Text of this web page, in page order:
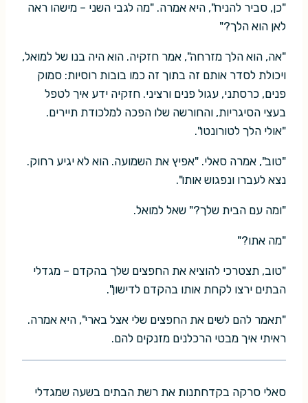
"כן, סביר להניח", היא אמרה. "מה לגבי השני – מישהו ראה
לאן הוא הלך?"
"אה, הוא הלך מזרחה", אמר חזקיה. הוא היה בנו של למואל,
ויכולת לסדר אותם זה בתוך זה כמו בובות רוסיות: סמוק
פנים, כרסתני, עגול פנים ורציני. חזקיה ידע איך לטפל
בעצי הסיגריות, והחורשה שלו הפכה למלכודת תיירים.
"אולי הלך לטורונטו".
"טוב", אמרה סאלי. "אפיץ את השמועה. הוא לא יגיע רחוק.
נצא לעברו ונפגוש אותו".
"ומה עם הבית שלך?" שאל למואל.
"מה אתו?"
"טוב, תצטרכי להוציא את החפצים שלך בהקדם – מגדלי
הבתים ירצו לקחת אותו בהקדם לדישון".
"תאמר להם לשים את החפצים שלי אצל בארי", היא אמרה.
ראיתי איך מבטי הרכלנים מזנקים להם.
סאלי סרקה בקדחתנות את רשת הבתים בשעה שמגדלי